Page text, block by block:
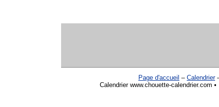
Page d'accueil – Calendrier
Calendrier www.chouette-calendrier.com